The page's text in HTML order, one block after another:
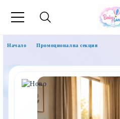
Начало Промоционална секция